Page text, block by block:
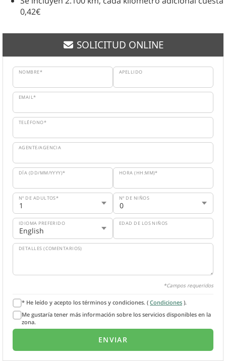
0,42€
SOLICITUD ONLINE
NOMBRE* APELLIDO
EMAIL*
TELÉFONO*
AGENTE/AGENCIA
DÍA (DD/MM/YYYY)* HORA (HH:MM)*
Nº DE ADULTOS* Nº DE NIÑOS
IDIOMA PREFERIDO EDAD DE LOS NIÑOS
DETALLES (COMENTARIOS)
*Campos requeridos
* He leído y acepto los términos y condiciones. ( Condiciones ).
Me gustaría tener más información sobre los servicios disponibles en la
zona.